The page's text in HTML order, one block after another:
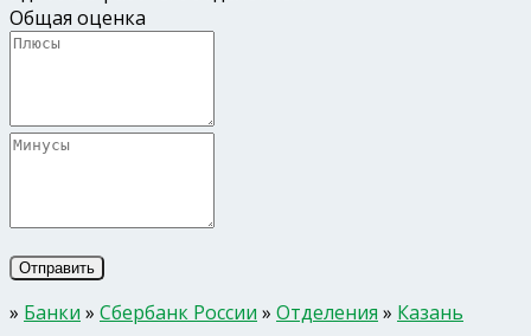
Общая оценка
» Банки » Сбербанк России » Отделения » Казань